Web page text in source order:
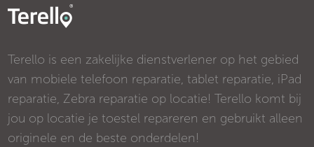
Terello is een zakelijke dienstverlener op het gebied
van mobiele telefoon reparatie, tablet reparatie, iPad
reparatie, Zebra reparatie op locatie! Terello komt bij
jou op locatie je toestel repareren en gebruikt alleen
originele en de beste onderdelen!